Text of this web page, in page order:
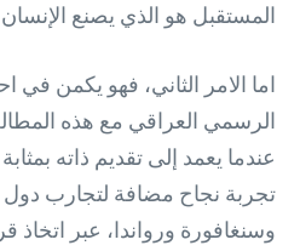
المستقبل هو الذي يصنع
اما الامر الثاني، فهو يكمن في
الرسمي العراقي مع هذه
عندما يعمد إلى تقديم ذاته
تجربة نجاح مضافة لتجارب دول
وسنغافورة ورواندا، عبر اتخاذ